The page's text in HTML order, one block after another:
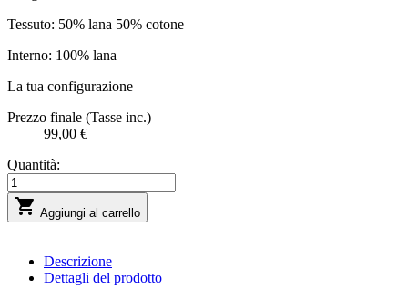
Tessuto: 50% lana 50% cotone
Interno: 100% lana
La tua configurazione
Prezzo finale (Tasse inc.)
99,00 €
Quantità:
 Aggiungi al carrello
Descrizione
Dettagli del prodotto